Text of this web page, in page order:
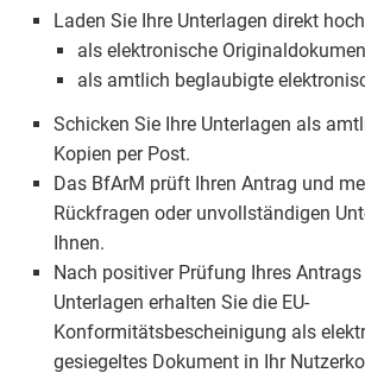
Laden Sie Ihre Unterlagen direkt
als elektronische
als amtlich beglaubigte
Schicken Sie Ihre Unterlagen als
Kopien per Post.
Das BfArM prüft Ihren Antrag und
Rückfragen oder unvollständigen
Ihnen.
Nach positiver Prüfung Ihres
Unterlagen erhalten Sie die EU-
Konformitätsbescheinigung als
gesiegeltes Dokument in Ihr